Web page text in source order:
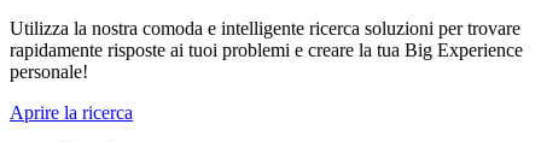
Utilizza la nostra comoda e intelligente ricerca soluzioni per trovare
rapidamente risposte ai tuoi problemi e creare la tua Big Experience
personale!
Aprire la ricerca